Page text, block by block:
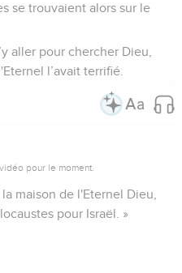
se trouvaient alors sur le
aller pour chercher Dieu,
l’avait terrifié.
pour le moment.
maison de l'Eternel Dieu,
pour Israël. »